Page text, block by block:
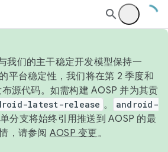
我们的主干稳定开发模型保持一
平台稳定性，我们将在第 2 季度和
源代码。如需构建 AOSP 并为其贡
latest-release 。
android-
分支将始终引用推送到 AOSP 的最
，请参阅 AOSP 变更。